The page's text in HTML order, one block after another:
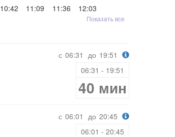
10:42 11:09 11:36
12:03
Показать все
с 06:31 до 19:51
06:31 - 19:51
40 мин
с 06:01 до 20:45
06:01 - 20:45